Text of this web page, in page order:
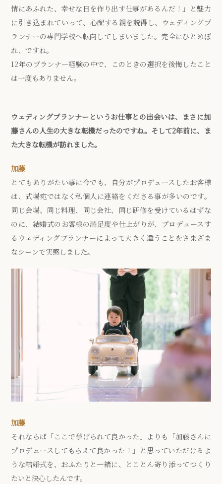
情にあふれた、幸せな日を作り出す仕事があるんだ！」と魅力
に引き込まれていって、心配する親を説得し、ウェディングプ
ランナーの専門学校へ転向してしまいました。完全にひとめぼ
れ、ですね。
12年のプランナー経験の中で、このときの選択を後悔したこと
は一度もありません。
ウェディングプランナーというお仕事との出会いは、まさに加
藤さんの人生の大きな転機だったのですね。そして2年前に、ま
た大きな転機が訪れました。
加藤
とてもありがたい事に今でも、自分がプロデュースしたお客様
は、式場宛ではなく私個人に連絡をくださる事が多いのです。
同じ会場、同じ料理、同じ会社、同じ研修を受けているはずな
のに、結婚式のお客様の満足度や仕上がりが、プロデュースす
るウェディングプランナーによって大きく違うことをさまざま
なシーンで実感しました。
加藤
それならば「ここで挙げられて良かった」よりも「加藤さんに
プロデュースしてもらえて良かった！」と思っていただけるよ
うな結婚式を、おふたりと一緒に、とことん寄り添ってつくり
たいと決心したんです。